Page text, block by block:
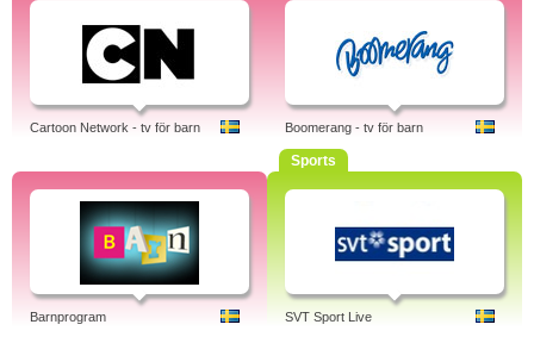
Cartoon Network - tv för barn Boomerang - tv för barn
Barnprogram
Sports
SVT Sport Live